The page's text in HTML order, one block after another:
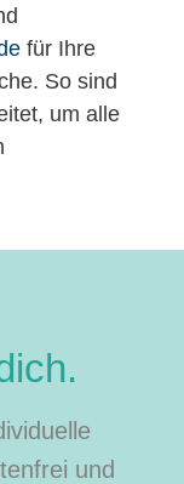
für Ihre
So sind
um alle
und